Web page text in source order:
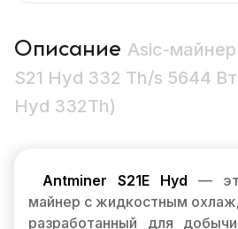
Описание Asic-
S21 Hyd 332 Th/s 5644
Hyd 332Th)
Antminer S21E Hyd —
майнер с жидкостным
разработанный для